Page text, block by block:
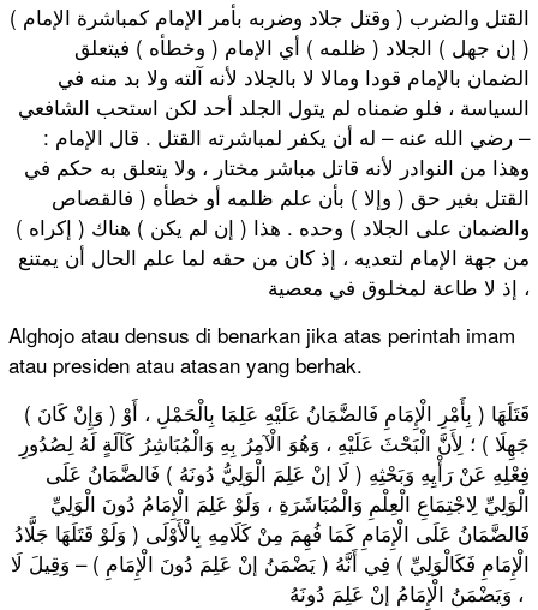
( وقتل جلاد وضربه بأمر الإمام كمباشرة الإمام ) القتل والضرب
( إن جهل ) الجلاد ( ظلمه ) أي الإمام ( وخطأه ) فيتعلق
الضمان بالإمام قودا ومالا لا بالجلاد لأنه آلته ولا بد منه في
السياسة ، فلو ضمناه لم يتول الجلد أحد لكن استحب الشافعي
– رضي الله عنه – له أن يكفر لمباشرته القتل . قال الإمام :
وهذا من النوادر لأنه قاتل مباشر مختار ، ولا يتعلق به حكم في
القتل بغير حق ( وإلا ) بأن علم ظلمه أو خطأه ( فالقصاص
والضمان على الجلاد ) وحده . هذا ( إن لم يكن ) هناك ( إكراه )
من جهة الإمام لتعديه ، إذ كان من حقه لما علم الحال أن يمتنع
، إذ لا طاعة لمخلوق في معصية
Alghojo atau densus di benarkan jika atas perintah imam
atau presiden atau atasan yang berhak.
( وَإِنْ كَانَ ) قَتَلَهَا ( بِأَمْرِ الْإِمَامِ فَالضَّمَانُ عَلَيْهِ عَلِمَا بِالْحَمْلِ ، أَوْ
جَهِلَا ) ؛ لِأَنَّ الْبَحْثَ عَلَيْهِ ، وَهُوَ الْآمِرُ بِهِ وَالْمُبَاشِرُ كَآلَةٍ لَهُ لِصُدُورِ
فِعْلِهِ عَنْ رَأْيِهِ وَبَحْثِهِ ( لَا إنْ عَلِمَ الْوَلِيُّ دُونَهُ ) فَالضَّمَانُ عَلَى
الْوَلِيِّ لِاجْتِمَاعِ الْعِلْمِ وَالْمُبَاشَرَةِ ، وَلَوْ عَلِمَ الْإِمَامُ دُونَ الْوَلِيِّ
فَالضَّمَانُ عَلَى الْإِمَامِ كَمَا فُهِمَ مِنْ كَلَامِهِ بِالْأَوْلَى ( وَلَوْ قَتَلَهَا جَلَّادُ
الْإِمَامِ فَكَالْوَلِيِّ ) فِي أَنَّهُ ( يَضْمَنُ إنْ عَلِمَ دُونَ الْإِمَامِ ) – وَقِيلَ لَا
وَيَضْمَنُ الْإِمَامُ إنْ عَلِمَ دُونَهُ ،